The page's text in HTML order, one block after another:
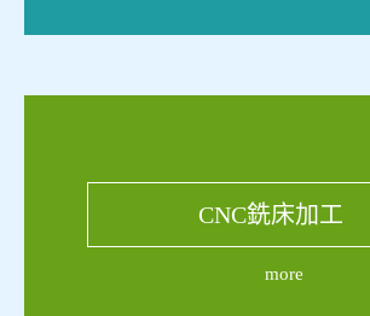
CNC銑床加工
more